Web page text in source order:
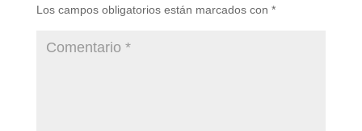
Los campos obligatorios están marcados con *